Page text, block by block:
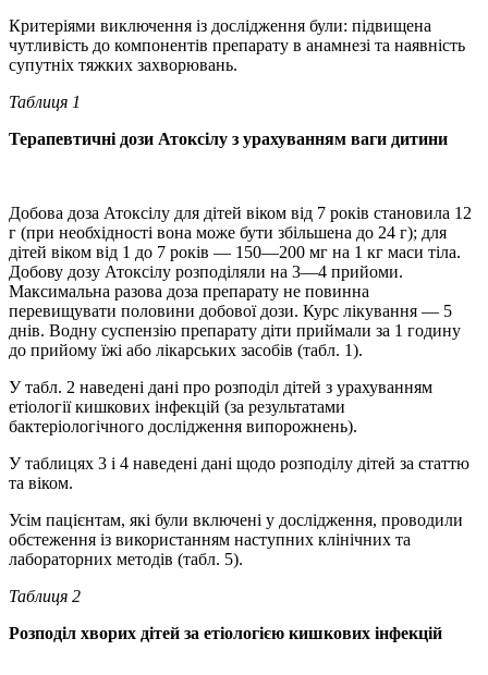
Критеріями виключення із дослідження були: підвищена
чутливість до компонентів препарату в анамнезі та наявність
супутніх тяжких захворювань.
Таблиця 1
Терапевтичні дози Атоксілу з урахуванням ваги дитини
Добова доза Атоксілу для дітей віком від 7 років становила 12
г (при необхідності вона може бути збільшена до 24 г); для
дітей віком від 1 до 7 років — 150—200 мг на 1 кг маси тіла.
Добову дозу Атоксілу розподіляли на 3—4 прийоми.
Максимальна разова доза препарату не повинна
перевищувати половини добової дози. Курс лікування — 5
днів. Водну суспензію препарату діти приймали за 1 годину
до прийому їжі або лікарських засобів (табл. 1).
У табл. 2 наведені дані про розподіл дітей з урахуванням
етіології кишкових інфекцій (за результатами
бактеріологічного дослідження випорожнень).
У таблицях 3 і 4 наведені дані щодо розподілу дітей за статтю
та віком.
Усім пацієнтам, які були включені у дослідження, проводили
обстеження із використанням наступних клінічних та
лабораторних методів (табл. 5).
Таблиця 2
Розподіл хворих дітей за етіологією кишкових інфекцій